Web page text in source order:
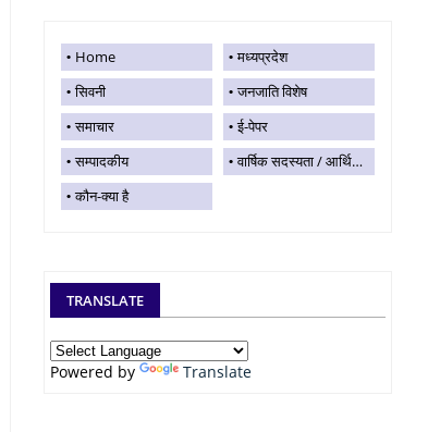
Home
मध्यप्रदेश
सिवनी
जनजाति विशेष
समाचार
ई-पेपर
सम्पादकीय
वार्षिक सदस्यता / आर्थिक सहयोग
कौन-क्या है
TRANSLATE
Powered by Translate